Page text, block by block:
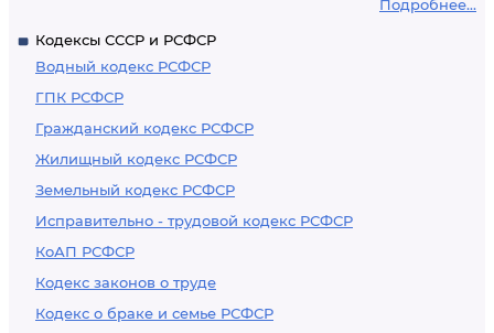
Подробнее...
Кодексы СССР и РСФСР
Водный кодекс РСФСР
ГПК РСФСР
Гражданский кодекс РСФСР
Жилищный кодекс РСФСР
Земельный кодекс РСФСР
Исправительно - трудовой кодекс РСФСР
КоАП РСФСР
Кодекс законов о труде
Кодекс о браке и семье РСФСР